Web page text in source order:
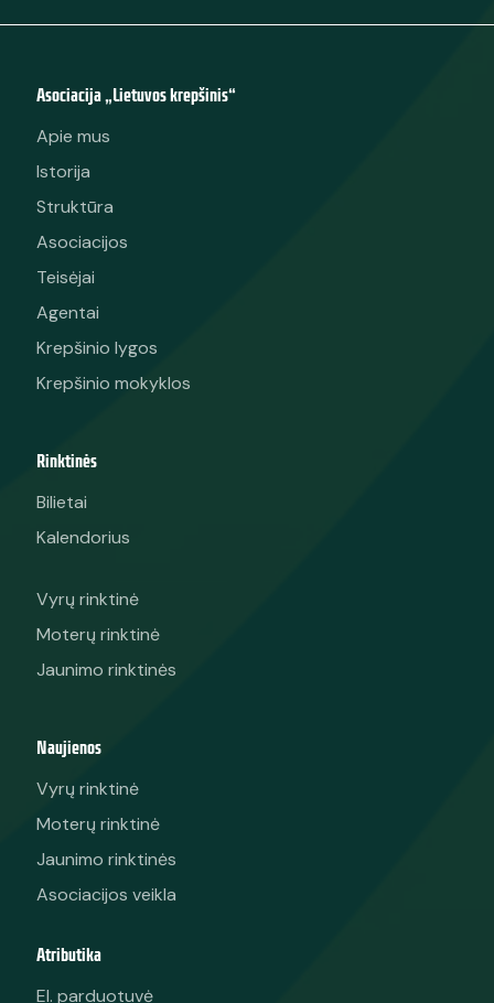
Asociacija „Lietuvos krepšinis“
Apie mus
Istorija
Struktūra
Asociacijos
Teisėjai
Agentai
Krepšinio lygos
Krepšinio mokyklos
Rinktinės
Bilietai
Kalendorius
Vyrų rinktinė
Moterų rinktinė
Jaunimo rinktinės
Naujienos
Vyrų rinktinė
Moterų rinktinė
Jaunimo rinktinės
Asociacijos veikla
Atributika
El. parduotuvė